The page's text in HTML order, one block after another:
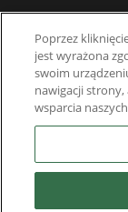
Rozwiązania
Superseded
Usługi
Poprzez
jest wyrażona
swoim
nawigacji
wsparcia